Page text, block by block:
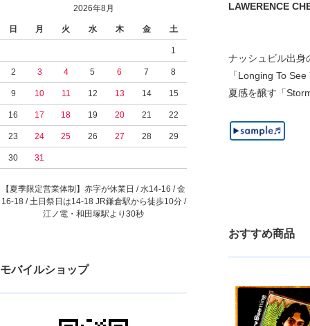
2026年8月
日 月 火 水 木 金 土
1
2 3 4 5 6 7 8
9 10 11 12 13 14 15
16 17 18 19 20 21 22
23 24 25 26 27 28 29
30 31
【夏季限定営業体制】赤字が休業日 / 水14-16 / 金
16-18 / 土日祭日は14-18 JR鎌倉駅から徒歩10分 /
江ノ電・和田塚駅より30秒
モバイルショップ
LAWERENCE
ナッシュビル出身
「Longing To
夏感を醸す「
おすすめ商品